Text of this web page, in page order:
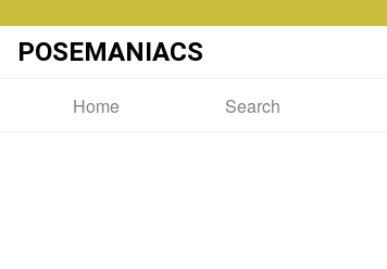
POSEMANIACS
Home Search